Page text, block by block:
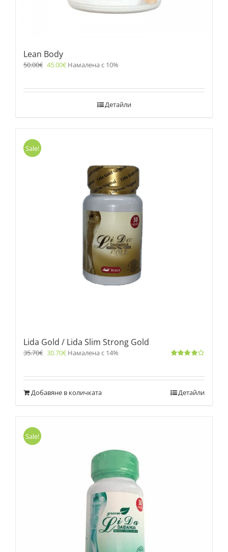
Lean Body
50.00€ 45.00€ Намалена с 10%
Детайли
Sale!
Lida Gold / Lida Slim Strong Gold
35.70€ 30.70€ Намалена с 14%
Добавяне в количката Детайли
Sale!